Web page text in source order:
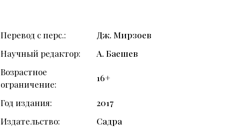
Перевод с перс.
Дж. Мирзоев
Научный редактор
А. Баешев
Возрастное
ограничение
16+
Год издания
2017
Издательство
Садра